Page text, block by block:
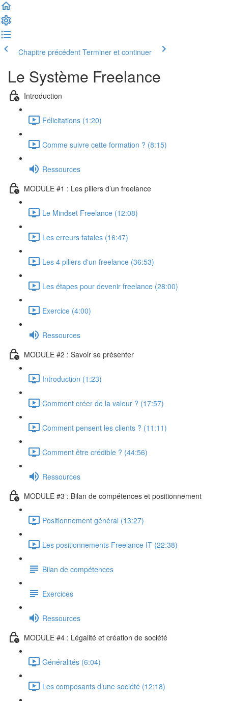
Chapitre précédent Terminer et continuer
Le Système Freelance
Introduction
Félicitations (1:20)
Comme suivre cette formation ? (8:15)
Ressources
MODULE #1 : Les piliers d’un freelance
Le Mindset Freelance (12:08)
Les erreurs fatales (16:47)
Les 4 piliers d'un freelance (36:53)
Les étapes pour devenir freelance (28:00)
Exercice (4:00)
Ressources
MODULE #2 : Savoir se présenter
Introduction (1:23)
Comment créer de la valeur ? (17:57)
Comment pensent les clients ? (11:11)
Comment être crédible ? (44:56)
Ressources
MODULE #3 : Bilan de compétences et positionnement
Positionnement général (13:27)
Les positionnements Freelance IT (22:38)
Bilan de compétences
Exercices
Ressources
MODULE #4 : Légalité et création de société
Généralités (6:04)
Les composants d’une société (12:18)